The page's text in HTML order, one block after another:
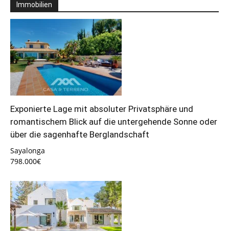
Immobilien
Exponierte Lage mit absoluter Privatsphäre und
romantischem Blick auf die untergehende Sonne oder
über die sagenhafte Berglandschaft
Sayalonga
798.000€